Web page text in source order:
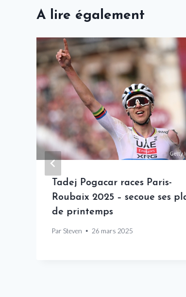
A lire également
Tadej Pogacar races Paris-
Roubaix 2025 – secoue ses
de printemps
Par Steven 26 mars 2025